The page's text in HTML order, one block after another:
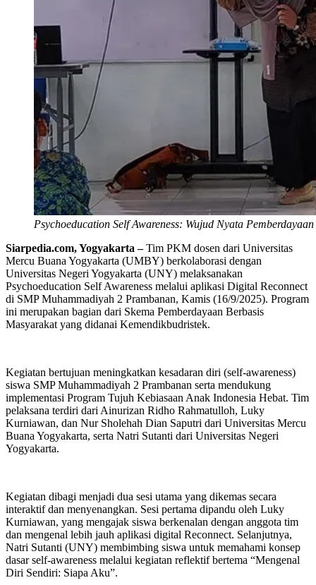
Psychoeducation Self Awareness: Wujud Nyata
Siarpedia.com, Yogyakarta –Tim PKM dosen dari Universitas
Mercu Buana Yogyakarta (UMBY) berkolaborasi dengan
Universitas Negeri Yogyakarta (UNY) melaksanakan
Psychoeducation Self Awareness melalui aplikasi Digital Reconnect
di SMP Muhammadiyah 2 Prambanan, Kamis (16/9/2025). Program
ini merupakan bagian dari Skema Pemberdayaan Berbasis
Masyarakat yang didanai Kemendikbudristek.
Kegiatan bertujuan meningkatkan kesadaran diri (self-awareness)
siswa SMP Muhammadiyah 2 Prambanan serta mendukung
implementasi Program Tujuh Kebiasaan Anak Indonesia Hebat. Tim
pelaksana terdiri dari Ainurizan Ridho Rahmatulloh, Luky
Kurniawan, dan Nur Sholehah Dian Saputri dari Universitas Mercu
Buana Yogyakarta, serta Natri Sutanti dari Universitas Negeri
Yogyakarta.
Kegiatan dibagi menjadi dua sesi utama yang dikemas secara
interaktif dan menyenangkan. Sesi pertama dipandu oleh Luky
Kurniawan, yang mengajak siswa berkenalan dengan anggota tim
dan mengenal lebih jauh aplikasi digital Reconnect. Selanjutnya,
Natri Sutanti (UNY) membimbing siswa untuk memahami konsep
dasar self-awareness melalui kegiatan reflektif bertema “Mengenal
Diri Sendiri: Siapa Aku”.